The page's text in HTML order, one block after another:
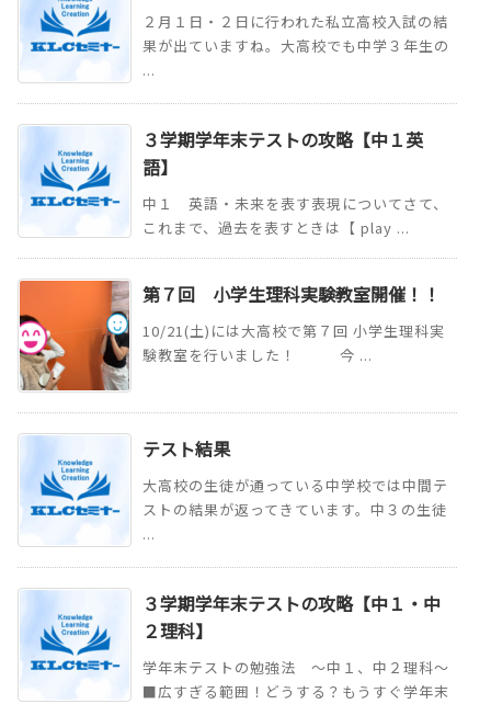
２月１日・２日に行われた私立高校入試の結
果が出ていますね。大高校でも中学３年生の
...
３学期学年末テストの攻略【中１英
語】
中１ 英語・未来を表す表現についてさて、
これまで、過去を表すときは【 play ...
第７回 小学生理科実験教室開催！！
10/21(土)には大高校で第７回 小学生理科実
験教室を行いました！ 今 ...
テスト結果
大高校の生徒が通っている中学校では中間テ
ストの結果が返ってきています。中３の生徒
...
３学期学年末テストの攻略【中１・中
２理科】
学年末テストの勉強法 ～中１、中２理科～
■広すぎる範囲！どうする？もうすぐ学年末